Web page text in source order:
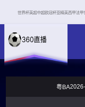
世界杯英超中超欧冠杯亚精英西甲法甲
粤BA